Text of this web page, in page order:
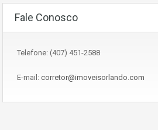
Fale Conosco
Telefone: (407) 451-2588
E-mail: corretor@imoveisorlando.com